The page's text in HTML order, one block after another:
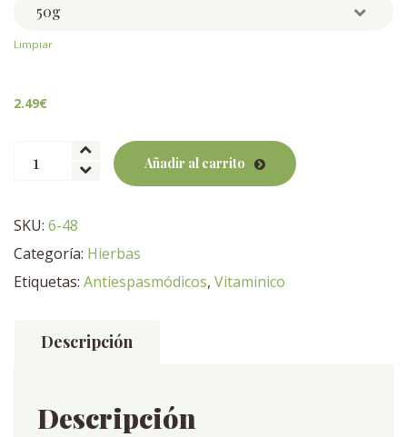
Limpiar
2.49€
Frambuesa
hoja
Añadir al carrito
SKU: 6-48
Categoría: Hierbas
Etiquetas: Antiespasmódicos, Vitaminico
Descripción
Descripción